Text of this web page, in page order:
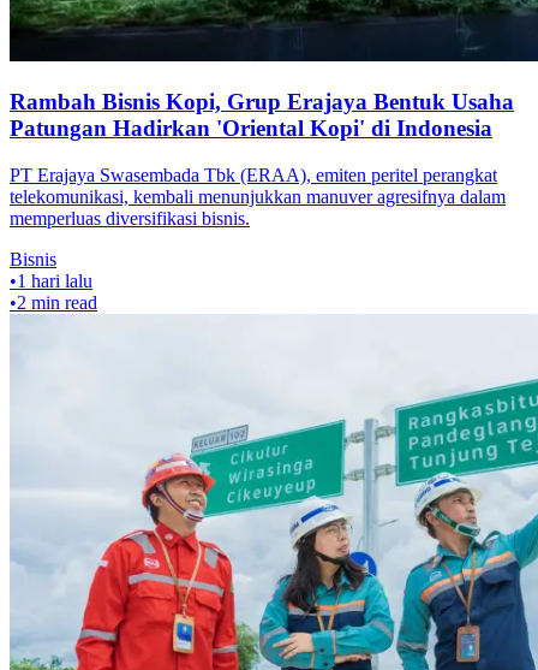
Rambah Bisnis Kopi, Grup Erajaya Bentuk Usaha
Patungan Hadirkan 'Oriental Kopi' di Indonesia
PT Erajaya Swasembada Tbk (ERAA), emiten peritel perangkat
telekomunikasi, kembali menunjukkan manuver agresifnya dalam
memperluas diversifikasi bisnis.
Bisnis
•1 hari lalu
•2 min read